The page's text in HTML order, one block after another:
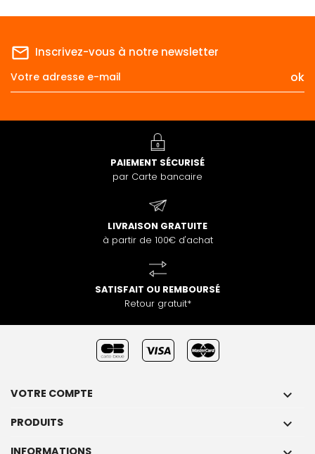
mail_outline Inscrivez-vous à notre newsletter
PAIEMENT SÉCURISÉ
par Carte bancaire
LIVRAISON GRATUITE
à partir de 100€ d'achat
SATISFAIT OU REMBOURSÉ
Retour gratuit*
VOTRE COMPTE 
PRODUITS 